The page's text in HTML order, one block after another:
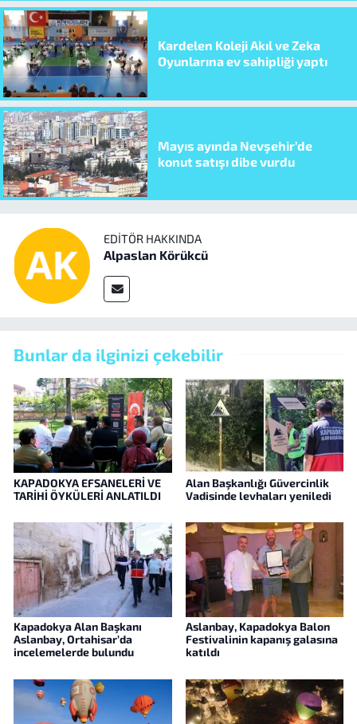
Kardelen Koleji Akıl ve Zeka
Oyunlarına ev sahipliği yaptı
Mayıs ayında Nevşehir’de
konut satışı dibe vurdu
EDITÖR HAKKINDA
Alpaslan Körükcü
Bunlar da ilginizi çekebilir
KAPADOKYA EFSANELERİ VE
TARİHİ ÖYKÜLERİ ANLATILDI
Alan Başkanlığı Güvercinlik
Vadisinde levhaları yeniledi
Kapadokya Alan Başkanı
Aslanbay, Ortahisar’da
incelemelerde bulundu
Aslanbay, Kapadokya Balon
Festivalinin kapanış galasına
katıldı